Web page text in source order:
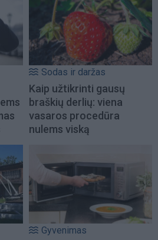
Sodas ir daržas
Kaip užtikrinti gausų
braškių derlių: viena
vasaros procedūra
nulems viską
Gyvenimas